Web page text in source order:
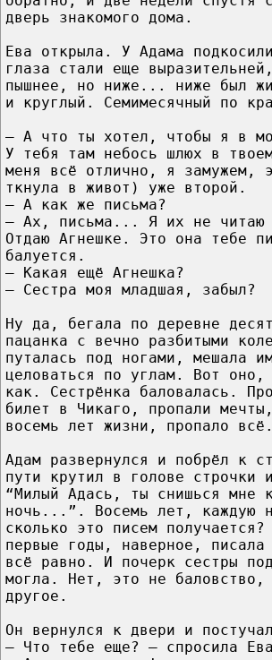
дверь знакомого дома.
Ева открыла. У Адама
глаза стали еще
пышнее, но ниже... ниже был
и круглый. Семимесячный по
– А что ты хотел, чтобы я в
У тебя там небось шлюх в
меня всё отлично, я замужем,
ткнула в живот) уже второй.
– А как же письма?
– Ах, письма... Я их не читаю
Отдаю Агнешке. Это она тебе
балуется.
– Какая ещё Агнешка?
– Сестра моя младшая, забыл?
Ну да, бегала по деревне
пацанка с вечно разбитыми
путалась под ногами, мешала
целоваться по углам. Вот оно,
как. Сестрёнка баловалась.
билет в Чикаго, пропали
восемь лет жизни, пропало всё.
Адам развернулся и побрёл к
пути крутил в голове строчки
“Милый Адась, ты снишься мне
ночь...”. Восемь лет, каждую
сколько это писем
первые годы, наверное,
всё равно. И почерк сестры
могла. Нет, это не баловство,
другое.
Он вернулся к двери и
– Что тебе еще? – спросила